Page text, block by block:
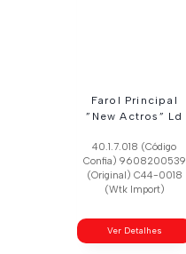
Farol Principal
”New Actros” Ld
40.1.7.018 (Código
Confia) 9608200539
(Original) C44-0018
(Wtk Import)
Ver Detalhes